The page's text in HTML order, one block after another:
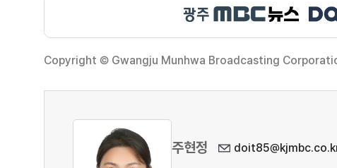
Copyright © Gwangju Munhwa Broadcasting
주현정